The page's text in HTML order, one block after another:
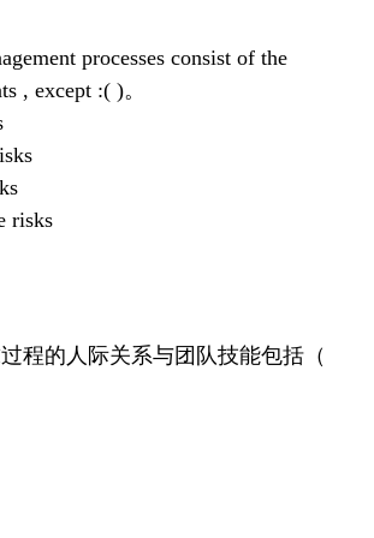
processes consist of the
, except :( )。
risks
程的人际关系与团队技能包括（